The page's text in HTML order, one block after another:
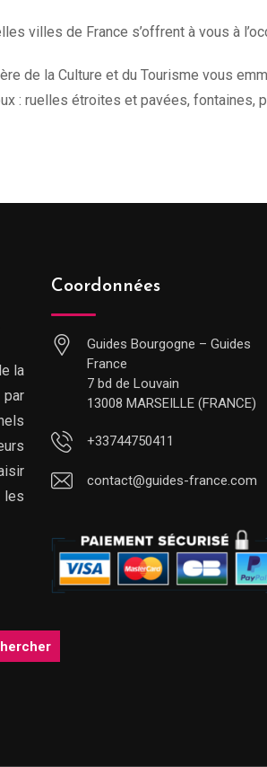
villes de France s’offrent à vous à
de la Culture et du Tourisme vous
: ruelles étroites et pavées, fontaines,
la
Coordonnées
Guides Bourgogne – Guides
France
7 bd de Louvain
13008 MARSEILLE (FRANCE)
+33744750411
contact@guides-france.com